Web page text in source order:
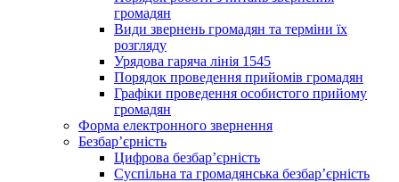
громадян
Види звернень громадян та терміни їх
розгляду
Урядова гаряча лінія 1545
Порядок проведення прийомів громадян
Графіки проведення особистого прийому
громадян
Форма електронного звернення
Безбар’єрність
Цифрова безбар’єрність
Суспільна та громадянська безбар’єрність